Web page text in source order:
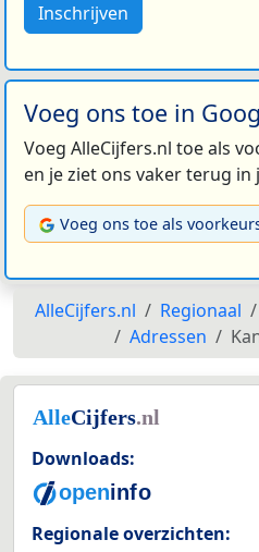
Inschrijven
Voeg ons toe in
Voeg AlleCijfers.nl toe als
en je ziet ons vaker terug in
Voeg ons toe als
AlleCijfers.nl Regionaal
Adressen
Downloads:
Regionale overzichten: